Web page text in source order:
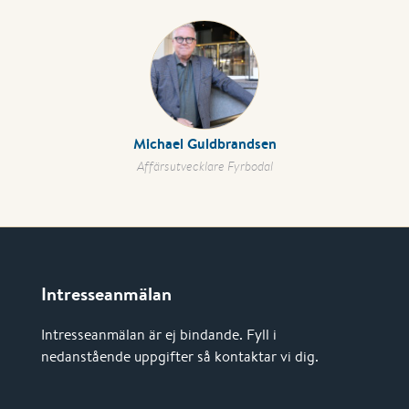
Michael Guldbrandsen
Affärsutvecklare Fyrbodal
Intresseanmälan
Intresseanmälan är ej bindande. Fyll i
nedanstående uppgifter så kontaktar vi dig.